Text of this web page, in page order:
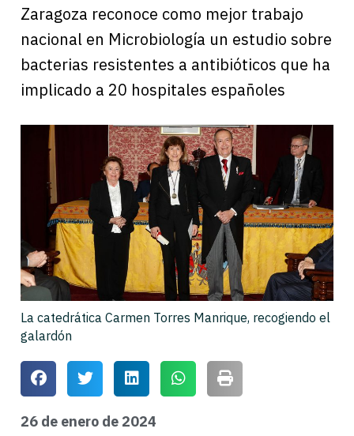
Zaragoza reconoce como mejor trabajo
nacional en Microbiología un estudio sobre
bacterias resistentes a antibióticos que ha
implicado a 20 hospitales españoles
La catedrática Carmen Torres Manrique, recogiendo el
galardón
26 de enero de 2024